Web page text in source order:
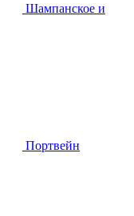
Шампанское и
Портвейн